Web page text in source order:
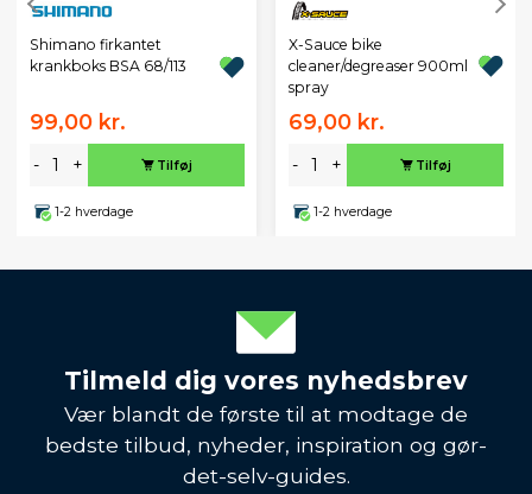
Shimano firkantet
krankboks BSA 68/113
99,00 kr.
- + Tilføj
1-2 hverdage
X-Sauce bike
cleaner/degreaser 900ml
spray
69,00 kr.
- + Tilføj
1-2 hverdage
Tilmeld dig vores nyhedsbrev
Vær blandt de første til at modtage de
bedste tilbud, nyheder, inspiration og gør-
det-selv-guides.